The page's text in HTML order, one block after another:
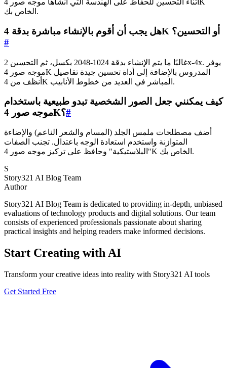
أثناء التحسين للحفاظ على الهندسة التي أنشأها موجه صور 4K
الخاص بك.
هل يجب أن أقوم بالإنشاء مباشرة بدقة 4K أو التحسين؟
#
غالبًا ما يتم الإنشاء بدقة 1024-2048 بكسل، ثم التحسين 2x-4x. يوفر
موجه صور 4K المدروس بالإضافة إلى أداة تحسين جيدة تفاصيل
أنظف من 4K المباشر في العديد من خطوط الأنابيب.
كيف يمكنني جعل الصور الشخصية تبدو طبيعية باستخدام
موجه صور 4K؟#
أضف مصطلحات ملمس الجلد (المسام والشعر الناعم) والإضاءة
المتوازنة واستخدم استعادة الوجه باعتدال. تجنب الصفات
"البلاستيكية" وحافظ على تركيز موجه صور 4K الخاص بك.
S
Story321 AI Blog Team
Author
Story321 AI Blog Team is dedicated to providing in-depth, unbiased
evaluations of technology products and digital solutions. Our team
consists of experienced professionals passionate about sharing
practical insights and helping readers make informed decisions.
Start Creating with AI
Transform your creative ideas into reality with Story321 AI tools
Get Started Free